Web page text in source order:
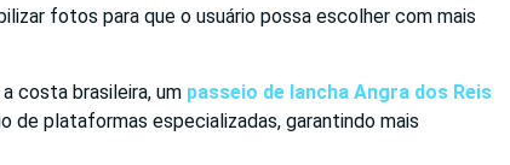
fotos para que o usuário possa escolher com mais
costa brasileira, um passeio de lancha Angra dos Reis
de plataformas especializadas, garantindo mais